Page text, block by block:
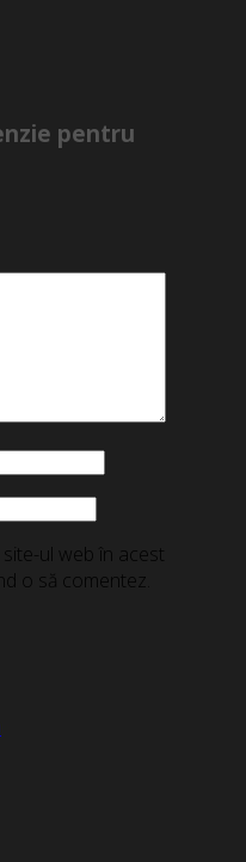
pentru
ul web în acest
o să comentez.